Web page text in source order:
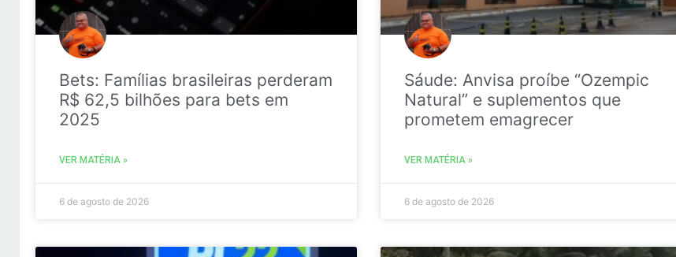
Bets: Famílias brasileiras perderam
R$ 62,5 bilhões para bets em
2025
VER MATÉRIA »
6 de agosto de 2026
Sáude: Anvisa proíbe “Ozempic
Natural” e suplementos que
prometem emagrecer
VER MATÉRIA »
6 de agosto de 2026